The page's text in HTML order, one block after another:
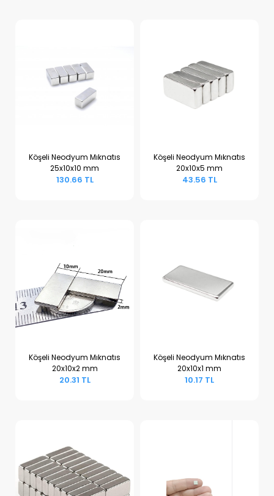
Sepete Ekle
Köşeli Neodyum Mıknatıs
25x10x10 mm
130.66 TL
Sepete Ekle
Köşeli Neodyum Mıknatıs
20x10x5 mm
43.56 TL
Sepete Ekle
Köşeli Neodyum Mıknatıs
20x10x2 mm
20.31 TL
Sepete Ekle
Köşeli Neodyum Mıknatıs
20x10x1 mm
10.17 TL